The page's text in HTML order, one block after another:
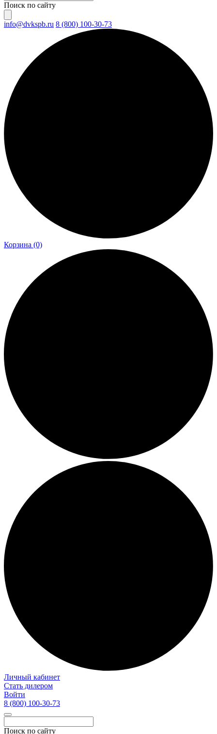
Поиск по сайту
info@dvkspb.ru 8 (800) 100-30-73
Корзина (0)
Личный кабинет
Стать дилером
Войти
8 (800) 100-30-73
Поиск по сайту